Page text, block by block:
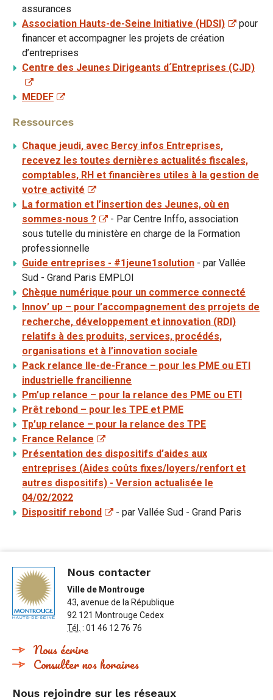
assurances
Association Hauts-de-Seine Initiative (HDSI)
pour
financer et accompagner les projets de création
d’entreprises
Centre des Jeunes Dirigeants d´Entreprises (CJD)
MEDEF
Ressources
Chaque jeudi, avec Bercy infos Entreprises,
recevez les toutes dernières actualités fiscales,
comptables, RH et financières utiles à la gestion de
votre activité
La formation et l’insertion des Jeunes, où en
sommes-nous ?
- Par Centre Inffo, association
sous tutelle du ministère en charge de la Formation
professionnelle
Guide entreprises - #1jeune1solution - par Vallée
Sud - Grand Paris EMPLOI
Chèque numérique pour un commerce connecté
Innov’ up – pour l’accompagnement des prrojets de
recherche, développement et innovation (RDI)
relatifs à des produits, services, procédés,
organisations et à l’innovation sociale
Pack relance Ile-de-France – pour les PME ou ETI
industrielle francilienne
Pm’up relance – pour la relance des PME ou ETI
Prêt rebond – pour les TPE et PME
Tp’up relance – pour la relance des TPE
France Relance
Présentation des dispositifs d’aides aux
entreprises (Aides coûts fixes/loyers/renfort et
autres dispositifs) - Version actualisée le
04/02/2022
Dispositif rebond
- par Vallée Sud - Grand Paris
Nous contacter
Ville de Montrouge
43, avenue de la République
92 121 Montrouge Cedex
Tél.
: 01 46 12 76 76
Nous écrire
Consulter nos horaires
Nous rejoindre sur les réseaux